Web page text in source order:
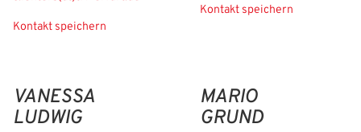
Kontakt speichern
Kontakt speichern
VANESSA
LUDWIG
MARIO
GRUND